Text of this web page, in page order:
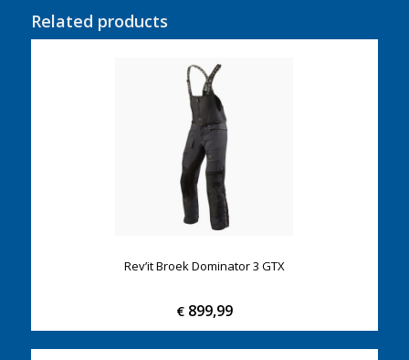
Related products
Rev’it Broek Dominator 3 GTX
€899,99